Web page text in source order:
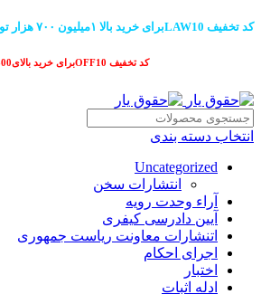
کد تخفیف LAW10برای خرید بالا ۱میلیون ۷۰۰ هزار تومان
کد تخفیف OFF10برای خرید بالای800 تومان
انتخاب دسته بندی
Uncategorized
انتشارات سخن
آراء وحدت رویه
آیین دادرسی کیفری
اتنشارات معاونت ریاست جمهوری
اجرای احکام
اختبار
ادله اثبات